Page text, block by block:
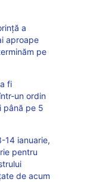
a
aproape
pe
fi
un ordin
până pe 5
14 ianuarie,
pentru
de acum